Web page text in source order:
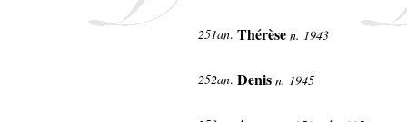
251an. Thérèse n. 1943
252an. Denis n. 1945